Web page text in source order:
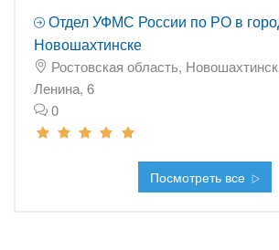
Отдел УФМС России по РО в
Новошахтинске
Ростовская область,
Ленина, 6
0
Посмотреть все